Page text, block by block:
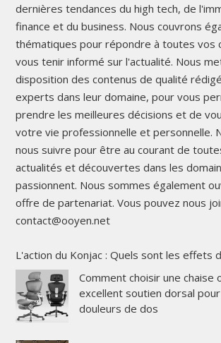
dernières tendances du high tech, de
finance et du business. Nous couvrons
thématiques pour répondre à toutes vos
vous tenir informé sur l'actualité. Nous
disposition des contenus de qualité
experts dans leur domaine, pour vous
prendre les meilleures décisions et de
votre vie professionnelle et personnelle.
nous suivre pour être au courant de
actualités et découvertes dans les
passionnent. Nous sommes également
offre de partenariat. Vous pouvez nous
contact@ooyen.net
L'action du Konjac : Quels sont les effets
Comment choisir une chaise
excellent soutien dorsal
douleurs de dos